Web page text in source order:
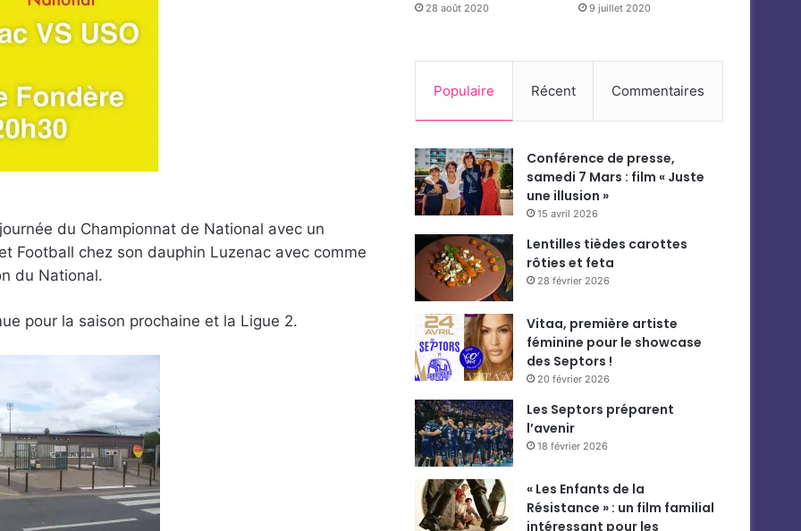
du Championnat de National avec un
Football chez son dauphin Luzenac avec comme
du National.
pour la saison prochaine et la Ligue 2.
28 août 2020 9 juillet 2020
Populaire Récent Commentaires
Conférence de presse,
samedi 7 Mars : film « Juste
une illusion »
15 avril 2026
Lentilles tièdes carottes
rôties et feta
28 février 2026
Vitaa, première artiste
féminine pour le showcase
des Septors !
20 février 2026
Les Septors préparent
l’avenir
18 février 2026
« Les Enfants de la
Résistance » : un film familial
intéressant pour les